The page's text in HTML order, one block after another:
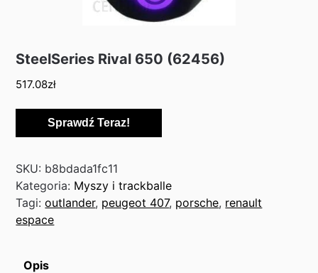
SteelSeries Rival 650 (62456)
517.08zł
Sprawdź Teraz!
SKU: b8bdada1fc11
Kategoria: Myszy i trackballe
Tagi:outlander, peugeot 407, porsche, renault
espace
Opis